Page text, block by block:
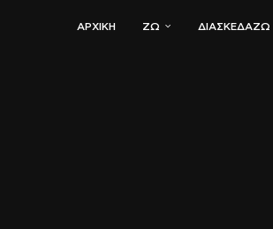
ΑΡΧΙΚΗ ΖΏ ΔΙΑΣΚΕΔΆΖΩ